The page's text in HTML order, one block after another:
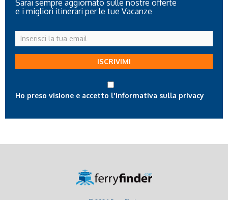
Sarai sempre aggiornato sulle nostre offerte
e i migliori itinerari per le tue Vacanze
Inserisci
la
tua
ISCRIVIMI
Ho preso visione e accetto l'informativa sulla privacy